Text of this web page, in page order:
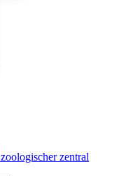
zoologischer zentral